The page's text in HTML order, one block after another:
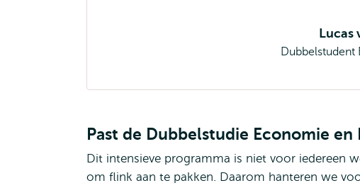
Lucas
Dubbelstudent
Past de Dubbelstudie Economie en
Dit intensieve programma is niet voor iedereen
om flink aan te pakken. Daarom hanteren we